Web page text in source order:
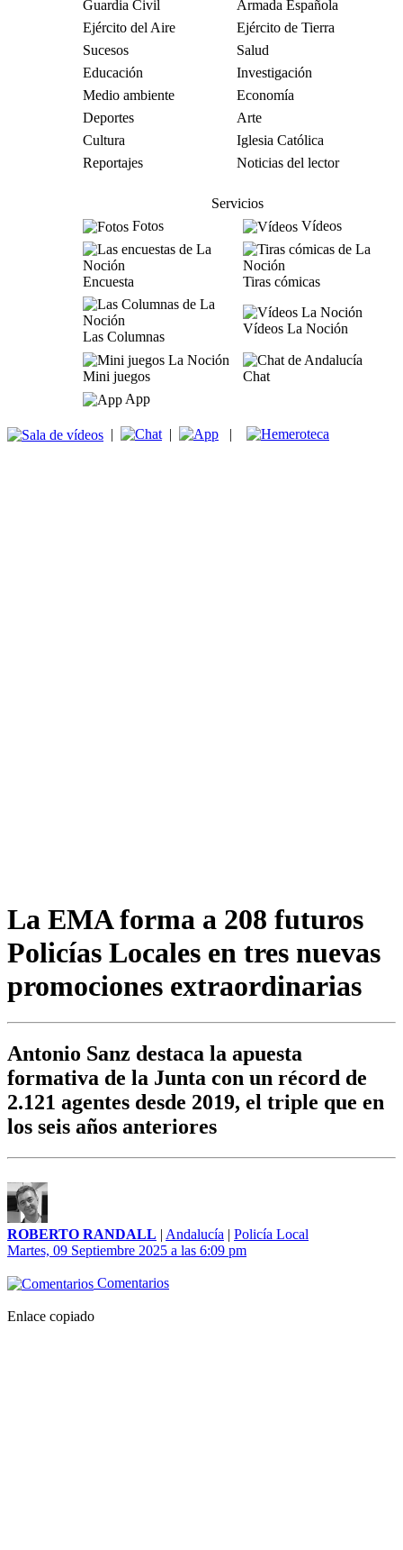
Guardia Civil
Armada Española
Ejército del Aire
Ejército de Tierra
Sucesos
Salud
Educación
Investigación
Medio ambiente
Economía
Deportes
Arte
Cultura
Iglesia Católica
Reportajes
Noticias del lector
Servicios
Fotos
Vídeos
Encuesta Tiras cómicas
Las Columnas
Vídeos La Noción
Mini juegos
Chat
App
| | |
La EMA forma a 208 futuros
Policías Locales en tres nuevas
promociones extraordinarias
Antonio Sanz destaca la apuesta
formativa de la Junta con un récord de
2.121 agentes desde 2019, el triple que en
los seis años anteriores
ROBERTO RANDALL | Andalucía | Policía Local
Martes, 09 Septiembre 2025 a las 6:09 pm
Comentarios
Enlace copiado